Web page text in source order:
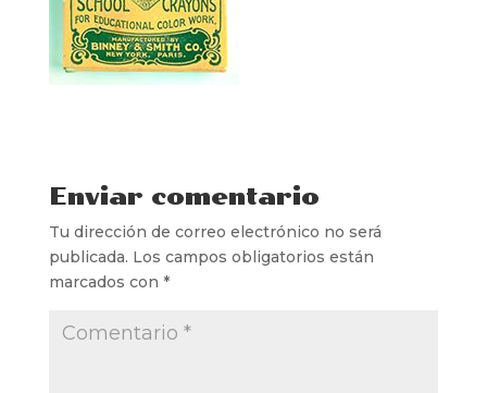
Enviar comentario
Tu dirección de correo electrónico no será
publicada. Los campos obligatorios están
marcados con *